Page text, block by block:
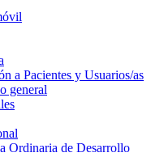
a Pacientes y Usuarios/as
general
Ordinaria de Desarrollo